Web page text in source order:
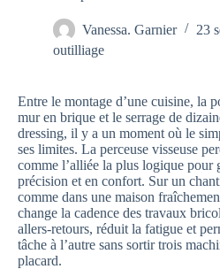
Vanessa. Garnier
23
outilliage
Entre le montage d’une cuisine, la
mur en brique et le serrage de
dressing, il y a un moment où le
ses limites. La perceuse visseuse
comme l’alliée la plus logique pour
précision et en confort. Sur un
comme dans une maison
change la cadence des travaux
allers-retours, réduit la fatigue et
tâche à l’autre sans sortir trois
placard.